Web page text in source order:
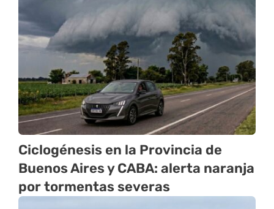
Ciclogénesis en la Provincia de
Buenos Aires y CABA: alerta naranja
por tormentas severas